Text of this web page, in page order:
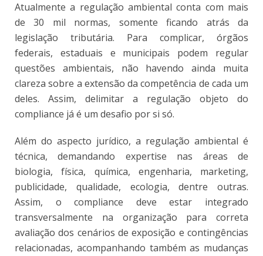
Atualmente a regulação ambiental conta com mais
de 30 mil normas, somente ficando atrás da
legislação tributária. Para complicar, órgãos
federais, estaduais e municipais podem regular
questões ambientais, não havendo ainda muita
clareza sobre a extensão da competência de cada um
deles. Assim, delimitar a regulação objeto do
compliance já é um desafio por si só.
Além do aspecto jurídico, a regulação ambiental é
técnica, demandando expertise nas áreas de
biologia, física, química, engenharia, marketing,
publicidade, qualidade, ecologia, dentre outras.
Assim, o compliance deve estar integrado
transversalmente na organização para correta
avaliação dos cenários de exposição e contingências
relacionadas, acompanhando também as mudanças